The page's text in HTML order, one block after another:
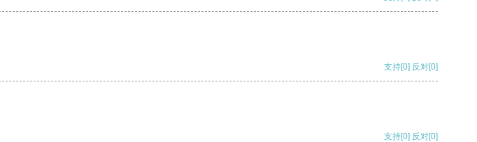
支持[0] 反对[0]
支持[0] 反对[0]